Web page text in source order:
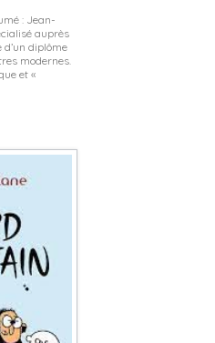
: Jean-
auprès
diplôme
modernes.
et «